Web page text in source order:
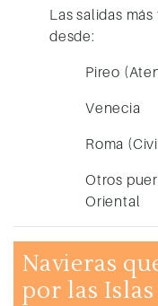
Las salidas
desde:
Pireo
Venecia
Roma
Otros
Oriental
Navieras
por las Islas